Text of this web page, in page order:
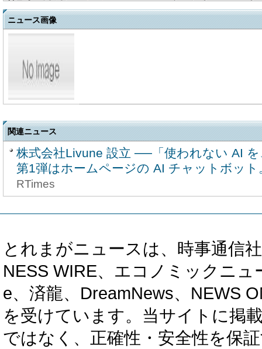
ニュース画像
関連ニュース
株式会社Livune 設立 ──「使われない AI
第1弾はホームページの AI チャットボット
RTimes
とれまがニュースは、時事通信
NESS WIRE、エコノミックニ
e、済龍、DreamNews、NEWS
を受けています。当サイトに掲
ではなく、正確性・安全性を保